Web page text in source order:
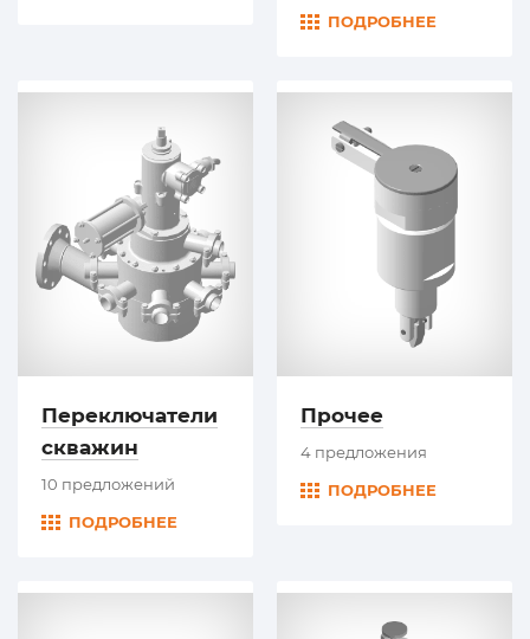
ПОДРОБНЕЕ
Переключатели
скважин
10 предложений
ПОДРОБНЕЕ
Прочее
4 предложения
ПОДРОБНЕЕ